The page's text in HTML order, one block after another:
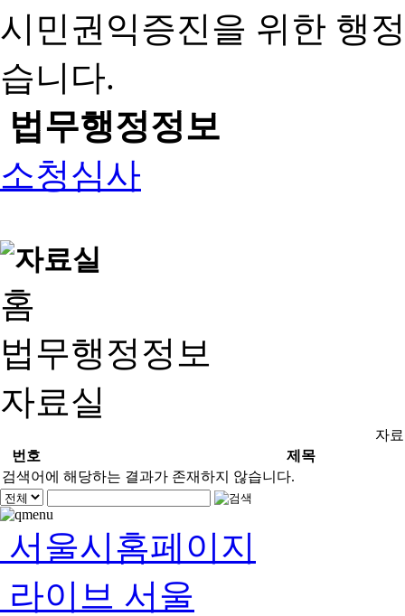
시민권익증진을 위한 행
습니다.
법무행정정보
소청심사
홈
법무행정정보
자료실
자
번호
제목
검색어에 해당하는 결과가 존재하지 않습니다.
서울시홈페이지
라이브 서울